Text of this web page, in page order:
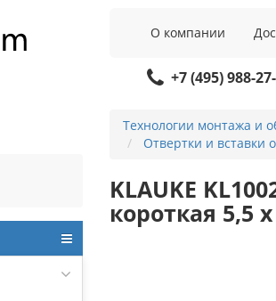
О компании
+7 (495) 988-
Технологии монтажа и
Отвертки и вставки
KLAUKE
короткая 5,5